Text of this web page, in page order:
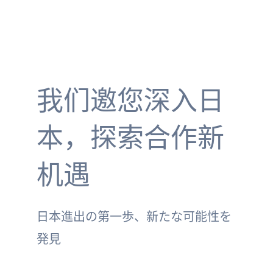
我们邀您深入日
本，探索合作新
机遇
日本進出の第一歩、新たな可能性を
発見